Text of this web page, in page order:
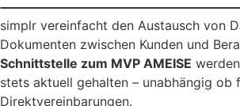
simplr vereinfacht den Austausch von
Dokumenten zwischen Kunden und
Schnittstelle zum MVP AMEISE
stets aktuell gehalten – unabhängig ob
Direktvereinbarungen.